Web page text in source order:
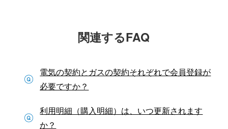
関連するFAQ
電気の契約とガスの契約それぞれで会員登録が
必要ですか？
利用明細（購入明細）は、いつ更新されます
か？